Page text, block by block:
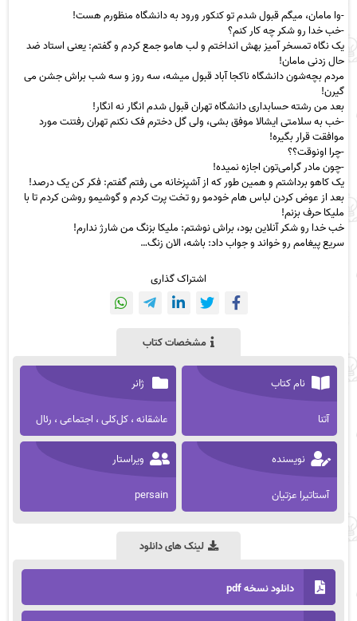
-وا مامان، میگم قبول شدم تو کنکور ورود به دانشگاه منظورم هست!
-خب خدا رو شکر چه کار کنم؟
یک نگاه تمسخر آمیز بهش انداختم و لب هامو جمع کردم و گفتم: یعنی استاد ضد
حال زدنی مامان!
مردم بچه‌شون دانشگاه ناکجا آباد قبول میشه، سه روز و سه شب براش جشن می
گیرن!
بعد من رشته حسابداری دانشگاه تهران قبول شدم انگار نه انگار!
-خب به سلامتی ایشالا موفق بشی، ولی گل دخترم فک نکنم تهران رفتنت مورد
موافقت قرار بگیره!
-چرا اونوقت؟؟
-چون مادر گرامی‌تون اجازه نمیده!
یک کاهو برداشتم و همین طور که از آشپزخانه می رفتم گفتم: فکر کن یک درصد!
بعد از عوض کردن لباس هام خودمو رو تخت پرت کردم و گوشیمو روشن کردم تا با
ملیکا حرف بزنم!
خب خدا رو شکر آنلاین بود، براش نوشتم: ملیکا بزنگ من شارژ ندارم!
سریع پیغامم رو خواند و جواب داد: باشه، الان زنگ…
اشتراک گذاری
مشخصات کتاب
نام کتاب
آتنا
ژانر
عاشقانه ، کل‌کلی ، اجتماعی ، رئال
نویسنده
آستاتیرا عزتیان
ویراستار
persain
لینک های دانلود
دانلود نسخه pdf